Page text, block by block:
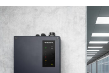
f